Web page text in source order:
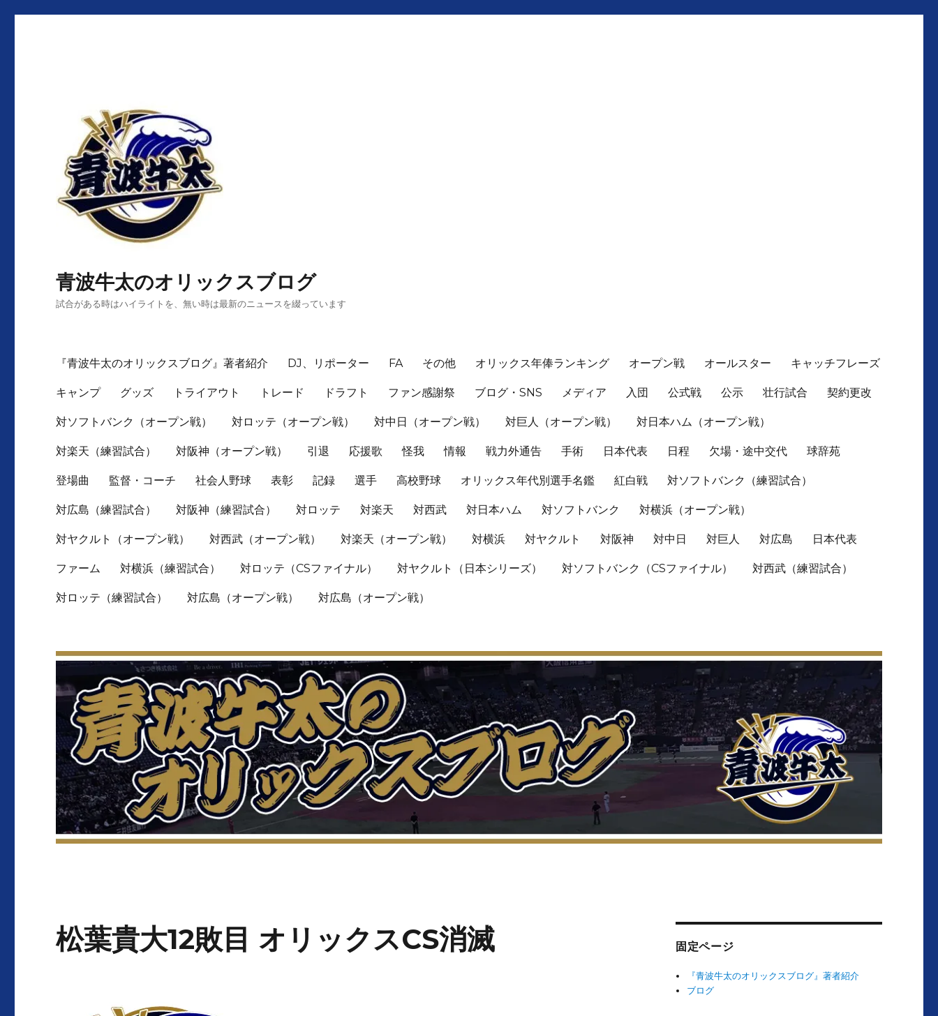
青波牛太のオリックスブログ
試合がある時はハイライトを、無い時は最新のニュースを綴っています
『青波牛太のオリックスブログ』著者紹介 DJ、リポーター FA その他 オリックス年俸ランキング オープン戦 オールスター キャッチフレーズ
キャンプ グッズ トライアウト トレード ドラフト ファン感謝祭 ブログ・SNS メディア 入団 公式戦 公示 壮行試合 契約更改
対ソフトバンク（オープン戦） 対ロッテ（オープン戦） 対中日（オープン戦） 対巨人（オープン戦） 対日本ハム（オープン戦）
対楽天（練習試合） 対阪神（オープン戦） 引退 応援歌 怪我 情報 戦力外通告 手術 日本代表 日程 欠場・途中交代 球辞苑
登場曲 監督・コーチ 社会人野球 表彰 記録 選手 高校野球 オリックス年代別選手名鑑 紅白戦 対ソフトバンク（練習試合）
対広島（練習試合） 対阪神（練習試合） 対ロッテ 対楽天 対西武 対日本ハム 対ソフトバンク 対横浜（オープン戦）
対ヤクルト（オープン戦） 対西武（オープン戦） 対楽天（オープン戦） 対横浜 対ヤクルト 対阪神 対中日 対巨人 対広島 日本代表
ファーム 対横浜（練習試合） 対ロッテ（CSファイナル） 対ヤクルト（日本シリーズ） 対ソフトバンク（CSファイナル） 対西武（練習試合）
対ロッテ（練習試合） 対広島（オープン戦） 対広島（オープン戦）
松葉貴大12敗目 オリックスCS消滅 固定ページ
『青波牛太のオリックスブログ』著者紹介
ブログ